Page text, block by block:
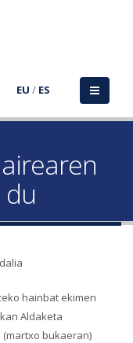
EU / ES
hainbat ekimen
Aldaketa
bukaeran)